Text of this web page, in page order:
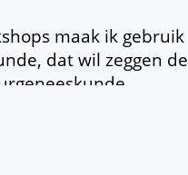
maak ik gebruik
dat wil zeggen de